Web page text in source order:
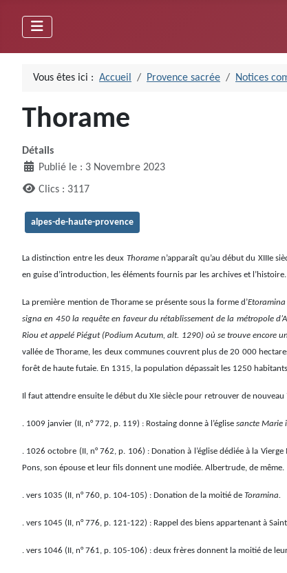
Vous êtes ici : Accueil Provence sacrée Notices
Thorame
Détails
Publié le : 3 Novembre 2023
Clics : 3117
alpes-de-haute-provence
La distinction entre les deux Thoramen’apparaît qu’au début du XIIIe
en guise d’introduction, les éléments fournis par les archives et l’histoire.
La première mention de Thorame se présente sous la forme d’
signa en 450 la requête en faveur du rétablissement de la métropole
Riou et appelé Piégut (Podium Acutum, alt. 1290) où se trouve encore
vallée de Thorame, les deux communes couvrent plus de 20 000
forêt de haute futaie. En 1315, la population dépassait les 1250
Il faut attendre ensuite le début du XIe siècle pour retrouver de nouveau
. 1009 janvier (II, n° 772, p. 119) : Rostaing donne à l’église sancte Marie
. 1026 octobre (II, n° 762, p. 106) : Donation à l’église dédiée à la
Pons, son épouse et leur fils donnent une modiée. Albertrude, de même.
. vers 1035 (II, n° 760, p. 104-105) : Donation de la moitié de Toramina.
. vers 1045 (II, n° 776, p. 121-122) : Rappel des biens appartenant à
. vers 1046 (II, n° 761, p. 105-106) : deux frères donnent la moitié de